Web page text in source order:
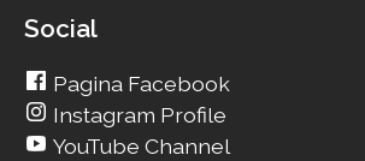
Social
Pagina Facebook
Instagram Profile
YouTube Channel